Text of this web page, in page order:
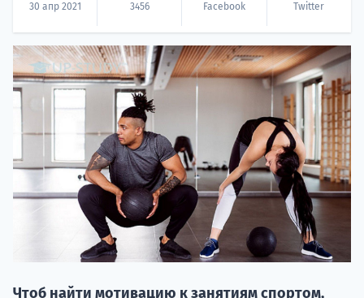
30 апр 2021 3456 Facebook Twitter
Чтоб найти мотивацию к занятиям спортом,
НАБОР